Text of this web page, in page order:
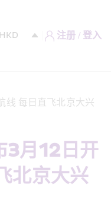
注册 / 登入
线 每日直飞北京大兴
3月12日开
北京大兴